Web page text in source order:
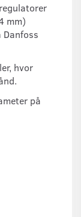
mm)
hvor
på